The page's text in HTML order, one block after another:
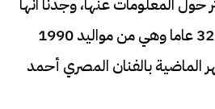
تبلغ من العمر هذا العام 32 عاما وهي من مواليد 1990
الماضية بالفنان المصري أحمد